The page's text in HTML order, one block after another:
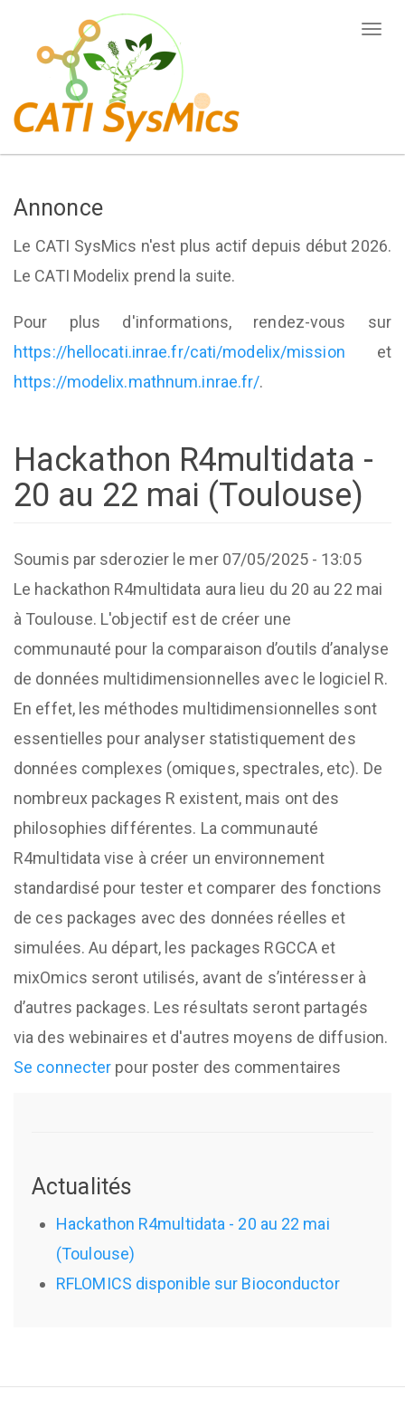
principal
Annonce
Le CATI SysMics n'est plus actif depuis début 2026.
Le CATI Modelix prend la suite.
Pour plus d'informations, rendez-vous sur
https://hellocati.inrae.fr/cati/modelix/mission et
https://modelix.mathnum.inrae.fr/.
Hackathon R4multidata -
20 au 22 mai (Toulouse)
Soumis par sderozier le mer 07/05/2025 - 13:05
Le hackathon R4multidata aura lieu du 20 au 22 mai
à Toulouse. L'objectif est de créer une
communauté pour la comparaison d’outils d’analyse
de données multidimensionnelles avec le logiciel R.
En effet, les méthodes multidimensionnelles sont
essentielles pour analyser statistiquement des
données complexes (omiques, spectrales, etc). De
nombreux packages R existent, mais ont des
philosophies différentes. La communauté
R4multidata vise à créer un environnement
standardisé pour tester et comparer des fonctions
de ces packages avec des données réelles et
simulées. Au départ, les packages RGCCA et
mixOmics seront utilisés, avant de s’intéresser à
d’autres packages. Les résultats seront partagés
via des webinaires et d'autres moyens de diffusion.
Se connecter pour poster des commentaires
Actualités
Hackathon R4multidata - 20 au 22 mai
(Toulouse)
RFLOMICS disponible sur Bioconductor